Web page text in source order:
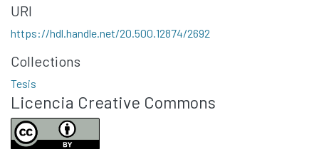
URI
https://hdl.handle.net/20.500.12874/2692
Collections
Tesis
Licencia Creative Commons